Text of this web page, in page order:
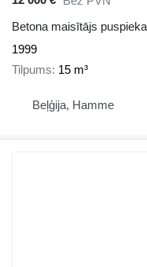
Betona maisītājs
1999
Tilpums 15 m³
Beļģija, Hamme